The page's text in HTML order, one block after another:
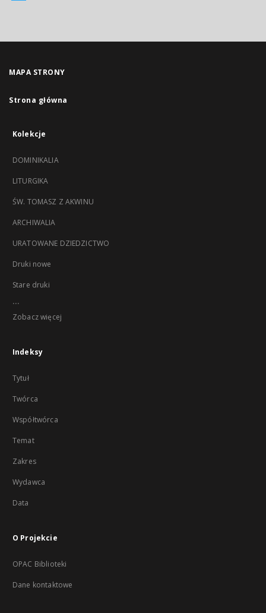
MAPA STRONY
Strona główna
Kolekcje
DOMINIKALIA
LITURGIKA
ŚW. TOMASZ Z AKWINU
ARCHIWALIA
URATOWANE DZIEDZICTWO
Druki nowe
Stare druki
...
Zobacz więcej
Indeksy
Tytuł
Twórca
Współtwórca
Temat
Zakres
Wydawca
Data
O Projekcie
OPAC Biblioteki
Dane kontaktowe